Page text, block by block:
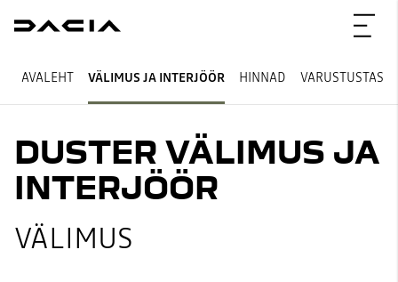
AVALEHT VÄLIMUS JA INTERJÖÖR HINNAD
DUSTER VÄLIMUS JA
INTERJÖÖR
VÄLIMUS